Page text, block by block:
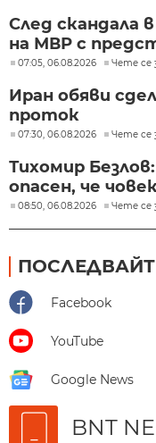
След скандала
на МВР с
07:05, 06.08.2026 Чете се
Иран обяви
проток
07:30, 06.08.2026 Чете се
Тихомир
опасен, че
08:50, 06.08.2026 Чете се
Facebook
YouTube
Google News
BNT